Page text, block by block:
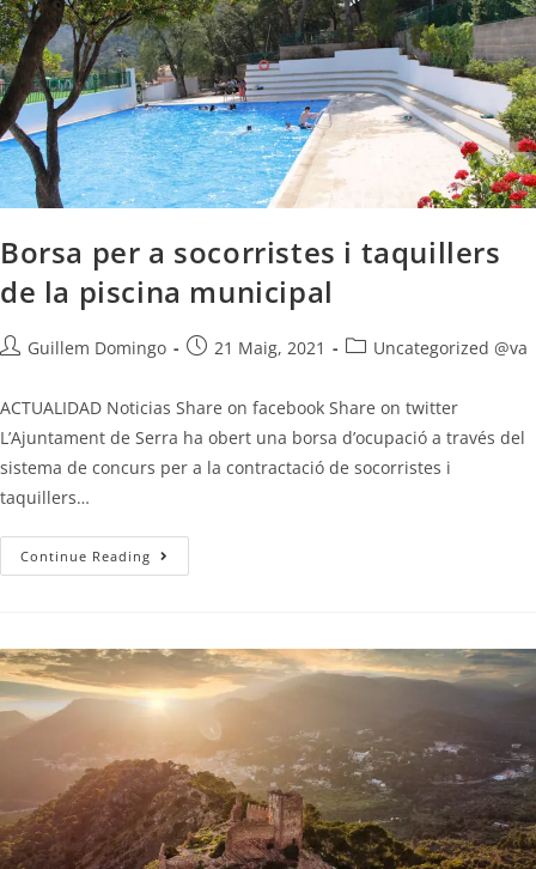
Borsa per a socorristes i taquillers
de la piscina municipal
Guillem Domingo 21 Maig, 2021 Uncategorized @va
ACTUALIDAD Noticias Share on facebook Share on twitter
L’Ajuntament de Serra ha obert una borsa d’ocupació a través del
sistema de concurs per a la contractació de socorristes i
taquillers…
Continue Reading